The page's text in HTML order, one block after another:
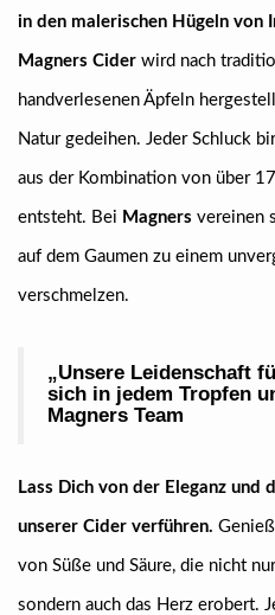
in den malerischen Hügeln von
Magners Cider wird nach
handverlesenen Äpfeln
Natur gedeihen. Jeder Schluck
aus der Kombination von über
entsteht. Bei Magners vereinen
auf dem Gaumen zu einem
verschmelzen.
„Unsere Leidenschaft
sich in jedem Tropfen
Magners Team
Lass Dich von der Eleganz und
unserer Cider verführen.
von Süße und Säure, die nicht
sondern auch das Herz erobert.